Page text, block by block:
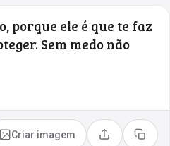
porque ele é que te faz
Sem medo não
Criar imagem Compartilhar
Copiar